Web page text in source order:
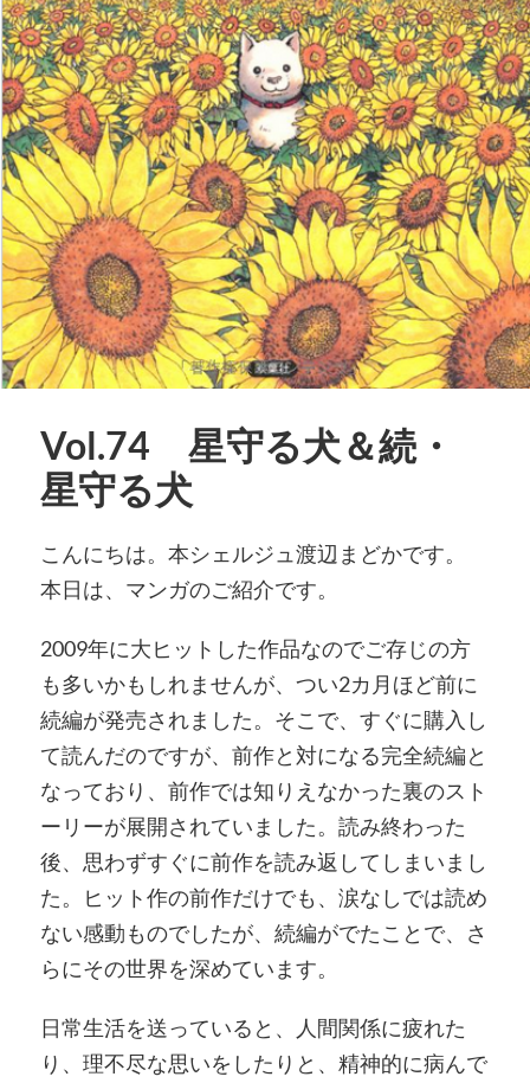
Vol.74 星守る犬＆続・
星守る犬
こんにちは。本シェルジュ渡辺まどかです。
本日は、マンガのご紹介です。
2009年に大ヒットした作品なのでご存じの方
も多いかもしれませんが、つい2カ月ほど前に
続編が発売されました。そこで、すぐに購入し
て読んだのですが、前作と対になる完全続編と
なっており、前作では知りえなかった裏のスト
ーリーが展開されていました。読み終わった
後、思わずすぐに前作を読み返してしまいまし
た。ヒット作の前作だけでも、涙なしでは読め
ない感動ものでしたが、続編がでたことで、さ
らにその世界を深めています。
日常生活を送っていると、人間関係に疲れた
り、理不尽な思いをしたりと、精神的に病んで